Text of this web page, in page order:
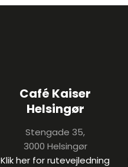
Café Kaiser
Helsingør
Stengade 35,
3000 Helsingør
Klik her for rutevejledning